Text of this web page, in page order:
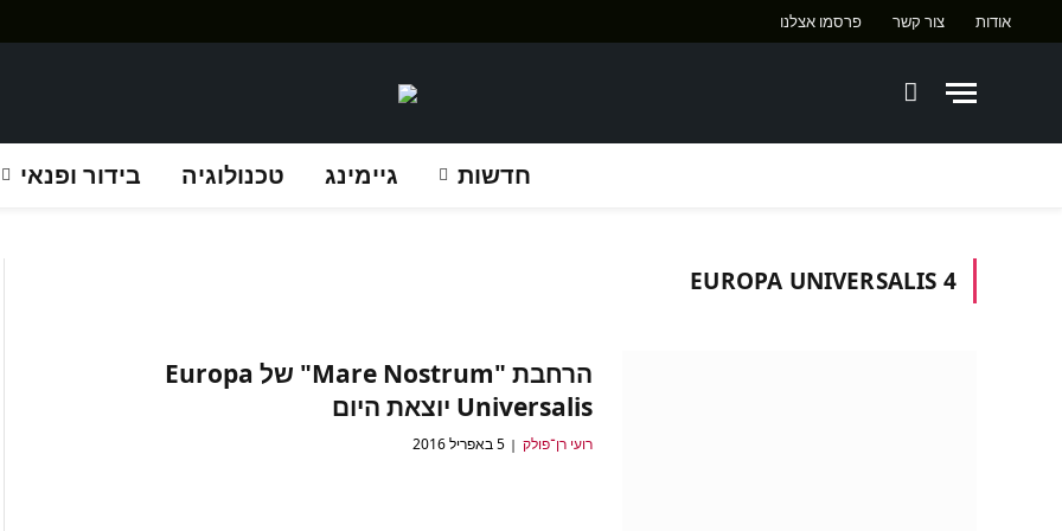
אודות צור קשר פרסמו אצלנו
חדשות גיימינג טכנולוגיה בידור ופנאי
EUROPA UNIVERSALIS 4
הרחבת "Mare Nostrum" של Europa
Universalis יוצאת היום
רועי רן־פולק 5 באפריל 2016